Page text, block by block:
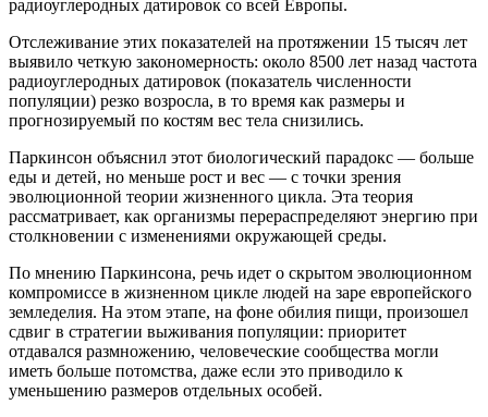
радиоуглеродных датировок со всей Европы.
Отслеживание этих показателей на протяжении 15 тысяч лет
выявило четкую закономерность: около 8500 лет назад частота
радиоуглеродных датировок (показатель численности
популяции) резко возросла, в то время как размеры и
прогнозируемый по костям вес тела снизились.
Паркинсон объяснил этот биологический парадокс — больше
еды и детей, но меньше рост и вес — с точки зрения
эволюционной теории жизненного цикла. Эта теория
рассматривает, как организмы перераспределяют энергию при
столкновении с изменениями окружающей среды.
По мнению Паркинсона, речь идет о скрытом эволюционном
компромиссе в жизненном цикле людей на заре европейского
земледелия. На этом этапе, на фоне обилия пищи, произошел
сдвиг в стратегии выживания популяции: приоритет
отдавался размножению, человеческие сообщества могли
иметь больше потомства, даже если это приводило к
уменьшению размеров отдельных особей.